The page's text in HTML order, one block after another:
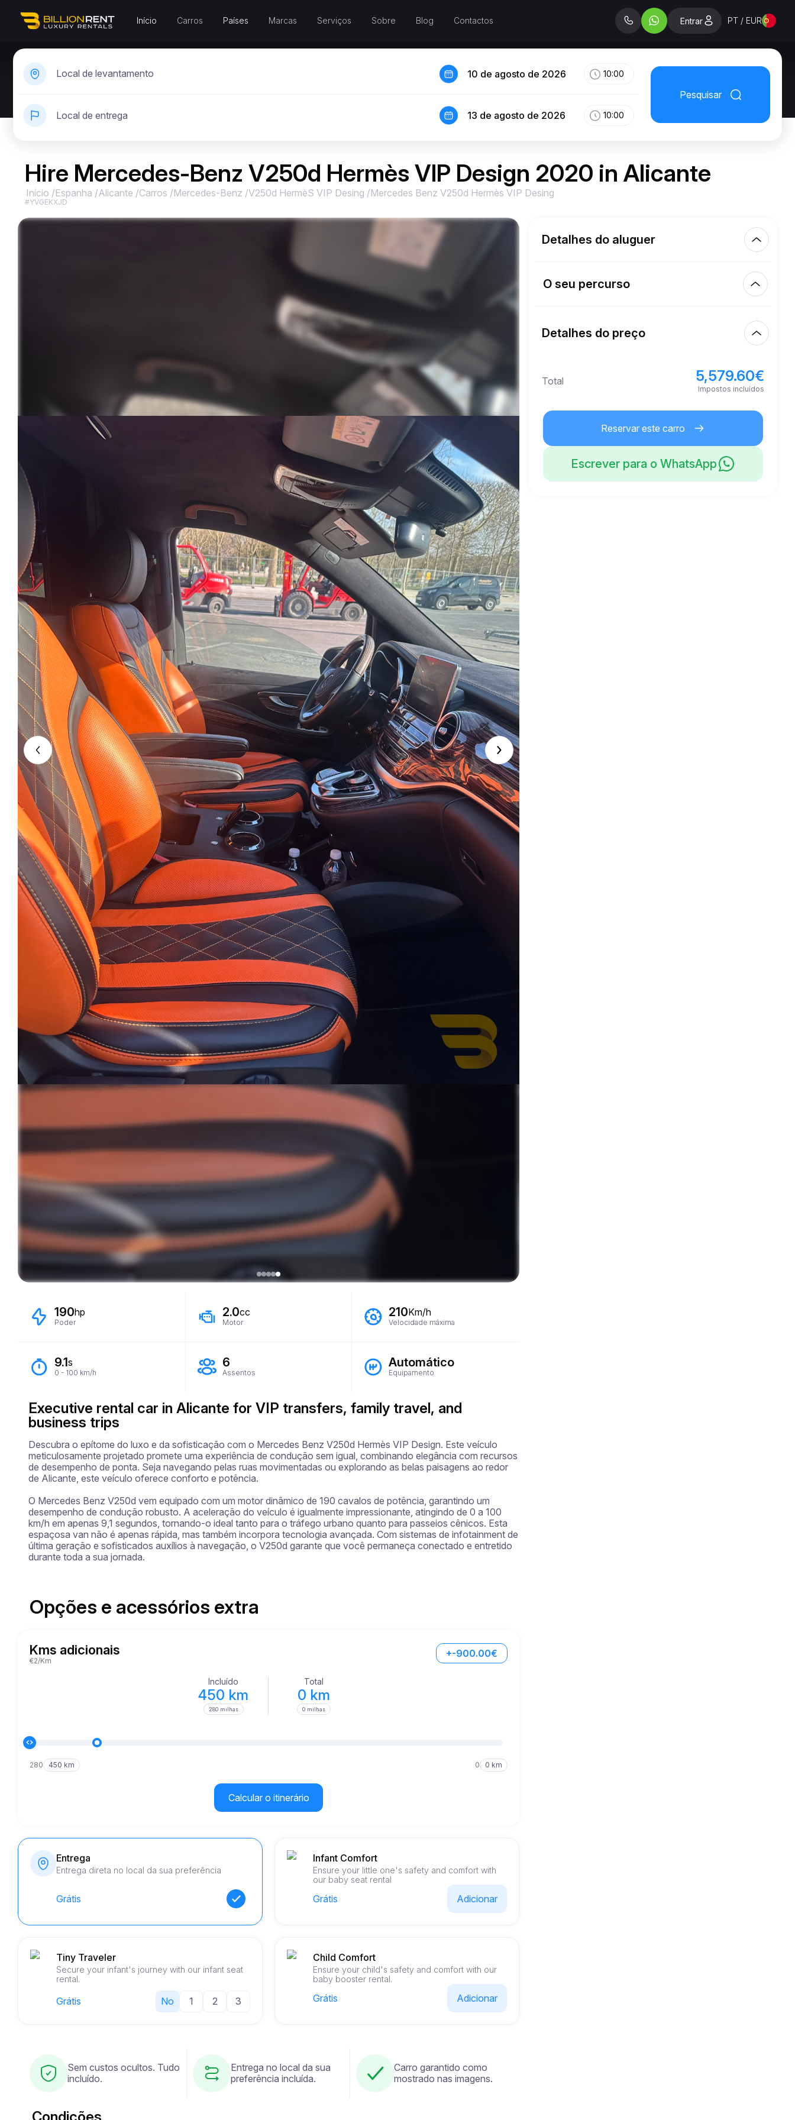
Início Carros Países Marcas Serviços Sobre Blog Contactos Entrar PT / EUR
Local de levantamento
Local de entrega
10 de agosto de 2026 10:00
13 de agosto de 2026 10:00
Pesquisar
Hire Mercedes-Benz V250d Hermès VIP Design 2020 in Alicante
Início /Espanha /Alicante /Carros /Mercedes-Benz /V250d HermèS VIP Desing /Mercedes Benz V250d Hermès VIP Desing
#YVGEKXJD
190hp
Poder
2.0cc
Motor
210Km/h
Velocidade máxima
9.1s
0 - 100 km/h
6
Assentos
Automático
Equipamento
Executive rental car in Alicante for VIP transfers, family travel, and
business trips
Descubra o epítome do luxo e da sofisticação com o Mercedes Benz V250d Hermès VIP Design. Este veículo
meticulosamente projetado promete uma experiência de condução sem igual, combinando elegância com recursos
de desempenho de ponta. Seja navegando pelas ruas movimentadas ou explorando as belas paisagens ao redor
de Alicante, este veículo oferece conforto e potência.
O Mercedes Benz V250d vem equipado com um motor dinâmico de 190 cavalos de potência, garantindo um
desempenho de condução robusto. A aceleração do veículo é igualmente impressionante, atingindo de 0 a 100
km/h em apenas 9,1 segundos, tornando-o ideal tanto para o tráfego urbano quanto para passeios cênicos. Esta
espaçosa van não é apenas rápida, mas também incorpora tecnologia avançada. Com sistemas de infotainment de
última geração e sofisticados auxílios à navegação, o V250d garante que você permaneça conectado e entretido
durante toda a sua jornada.
Opções e acessórios extra
Kms adicionais
€2/Km
+-900.00€
Incluído
450 km
280 milhas
Total
0 km
0 milhas
280 450 km 0 0 km
Calcular o itinerário
Entrega
Entrega direta no local da sua preferência
Grátis
Infant Comfort
Ensure your little one's safety and comfort with
our baby seat rental
Grátis Adicionar
Tiny Traveler
Secure your infant's journey with our infant seat
rental.
Grátis No 1 2 3
Child Comfort
Ensure your child's safety and comfort with our
baby booster rental.
Grátis Adicionar
Sem custos ocultos. Tudo
incluído.
Entrega no local da sua
preferência incluída.
Carro garantido como
mostrado nas imagens.
Detalhes do aluguer
450.00
21
5,000.00 €
O seu percurso
Acabamento
Detalhes do preço
Total
5,579.60€
Impostos incluídos
Reservar este carro
Escrever para o WhatsApp